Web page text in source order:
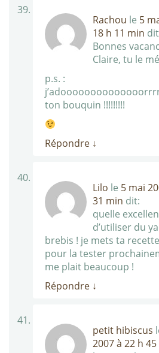
Rachou le 5
18 h 11 min
Bonnes
Claire, tu le
p.s. :
ton bouquin !!!!!!!!!
Répondre ↓
Lilo le 5 mai
31 min dit:
quelle
d’utiliser du
brebis ! je mets ta
pour la tester
me plait beaucoup !
Répondre ↓
petit hibiscus
2007 à 22 h